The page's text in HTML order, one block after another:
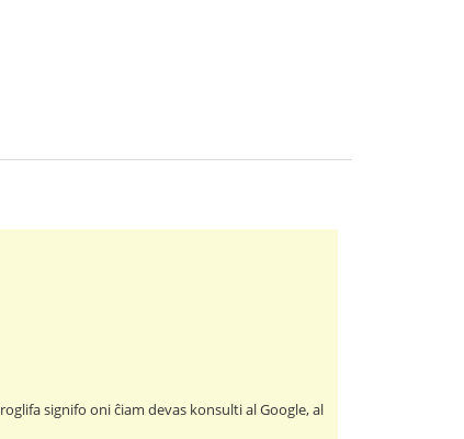
signifo oni ĉiam devas konsulti al Google, al